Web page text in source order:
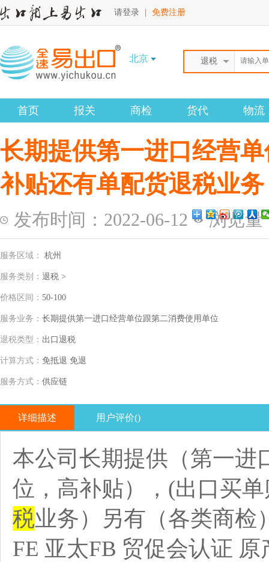
请登录 免费注册
北京 退税
首页 报关 商检 货代 物流
长期提供第一进口经营
补贴还有单配货退税业务
发布时间：2022-06-12 浏览量
服务区域： 杭州
服务类别： 退税 >
价格区间： 50-100
服务业务： 长期提供第一进口经营单位跟第二消费使用单位
退税类型： 出口退税
计算方式： 免抵退 免退
服务方式： 供应链
详细描述 用户评价()
本公司长期提供（第一进
位，高补贴），(出口买
税业务）另有（各类商检
FE 亚太FB 贸促会认证